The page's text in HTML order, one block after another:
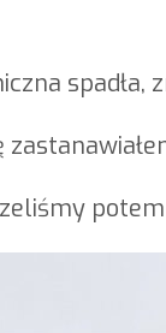
spadła,
potem